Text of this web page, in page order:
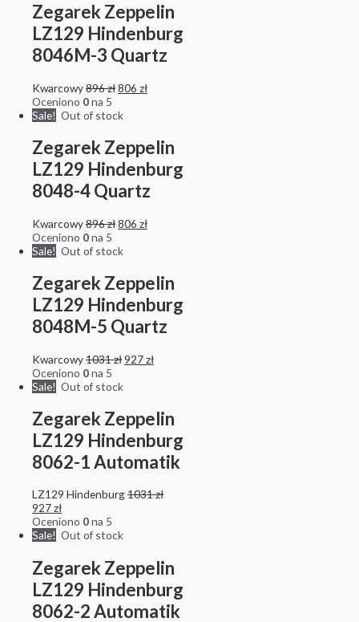
Zegarek Zeppelin
LZ129 Hindenburg
8046M-3 Quartz
Kwarcowy896zł806 zł
Oceniono 0na 5
Sale! Out of stock
Zegarek Zeppelin
LZ129 Hindenburg
8048-4 Quartz
Kwarcowy896zł806 zł
Oceniono 0na 5
Sale! Out of stock
Zegarek Zeppelin
LZ129 Hindenburg
8048M-5 Quartz
Kwarcowy1031zł927zł
Oceniono 0na 5
Sale! Out of stock
Zegarek Zeppelin
LZ129 Hindenburg
8062-1 Automatik
LZ129 Hindenburg1031zł
927zł
Oceniono 0na 5
Sale! Out of stock
Zegarek Zeppelin
LZ129 Hindenburg
8062-2 Automatik